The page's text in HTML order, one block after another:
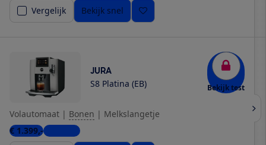
Vergelijk
Bekijk snel
JURA
S8 Platina (EB) Bekijk test
Volautomaat | Bonen | Melkslangetje
€ 1.399,-4 winkels